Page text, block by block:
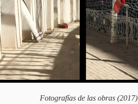
Fotografías de las obras (2017)